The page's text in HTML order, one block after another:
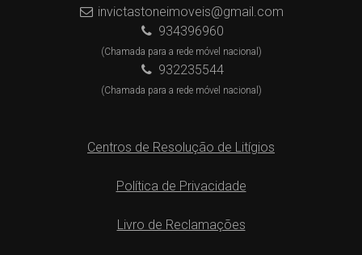
invictastoneimoveis@gmail.com
934396960
(Chamada para a rede móvel nacional)
932235544
(Chamada para a rede móvel nacional)
Centros de Resolução de Litígios
Política de Privacidade
Livro de Reclamações